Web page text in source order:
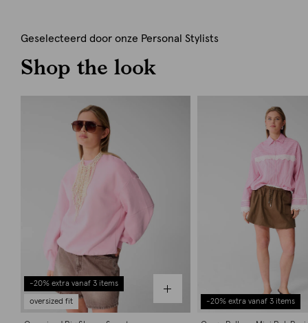
Geselecteerd door onze Personal Stylists
Shop the look
-20% extra vanaf 3 items
oversized fit -20% extra vanaf 3 items